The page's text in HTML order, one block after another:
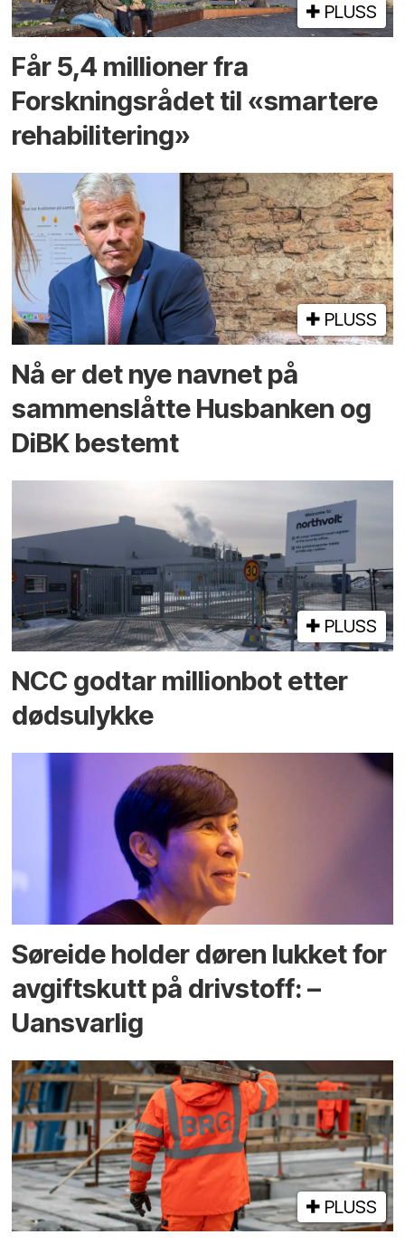
PLUSS
Får 5,4 millioner fra
Forskningsrådet til «smartere
rehabilitering»
PLUSS
Nå er det nye navnet på
sammenslåtte Husbanken og
DiBK bestemt
PLUSS
NCC godtar millionbot etter
dødsulykke
Søreide holder døren lukket for
avgiftskutt på drivstoff: –
Uansvarlig
PLUSS